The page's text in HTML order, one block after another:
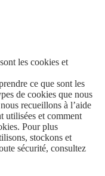
les cookies et
ce que sont les
de cookies que nous
recueillons à l’aide
utilisées et comment
Pour plus
stockons et
sécurité, consultez